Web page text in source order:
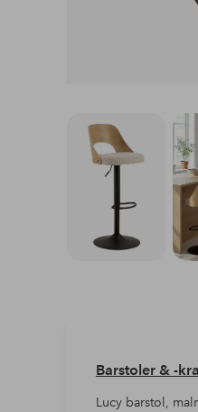
Barstoler & -
Lucy barstol,